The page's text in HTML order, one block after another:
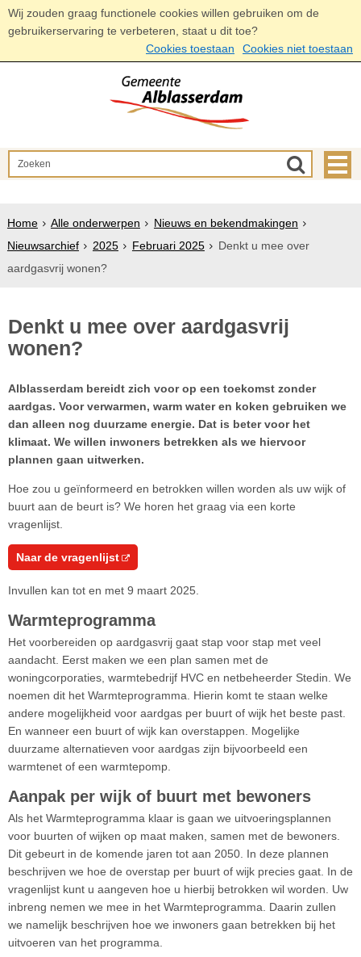
Wij zouden graag functionele cookies willen gebruiken om de
gebruikerservaring te verbeteren, staat u dit toe?
Cookies toestaan
Cookies niet toestaan
Home Alle onderwerpen
Nieuws en bekendmakingen
Nieuwsarchief
2025 Februari 2025
Denkt u mee over
aardgasvrij wonen?
Denkt u mee over aardgasvrij
wonen?
Alblasserdam bereidt zich voor op een toekomst zonder
aardgas. Voor verwarmen, warm water en koken gebruiken we
dan alleen nog duurzame energie. Dat is beter voor het
klimaat. We willen inwoners betrekken als we hiervoor
plannen gaan uitwerken.
Hoe zou u geïnformeerd en betrokken willen worden als uw wijk of
buurt aan de beurt is? We horen het graag via een korte
vragenlijst.
Naar de vragenlijst
Invullen kan tot en met 9 maart 2025.
Warmteprogramma
Het voorbereiden op aardgasvrij gaat stap voor stap met veel
aandacht. Eerst maken we een plan samen met de
woningcorporaties, warmtebedrijf HVC en netbeheerder Stedin. We
noemen dit het Warmteprogramma. Hierin komt te staan welke
andere mogelijkheid voor aardgas per buurt of wijk het beste past.
En wanneer een buurt of wijk kan overstappen. Mogelijke
duurzame alternatieven voor aardgas zijn bijvoorbeeld een
warmtenet of een warmtepomp.
Aanpak per wijk of buurt met bewoners
Als het Warmteprogramma klaar is gaan we uitvoeringsplannen
voor buurten of wijken op maat maken, samen met de bewoners.
Dit gebeurt in de komende jaren tot aan 2050. In deze plannen
beschrijven we hoe de overstap per buurt of wijk precies gaat. In de
vragenlijst kunt u aangeven hoe u hierbij betrokken wil worden. Uw
inbreng nemen we mee in het Warmteprogramma. Daarin zullen
we namelijk beschrijven hoe we inwoners gaan betrekken bij het
uitvoeren van het programma.